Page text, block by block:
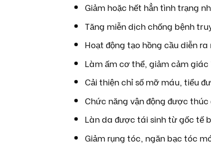
Giảm hoặc hết hẳn tình trạng
Tăng miễn dịch chống bệnh
Hoạt động tạo hồng cầu diễn
Làm ấm cơ thể, giảm cảm giác
Cải thiện chỉ số mỡ máu, tiểu
Chức năng vận động được
Làn da được tái sinh từ gốc tế
Giảm rụng tóc, ngăn bạc tóc